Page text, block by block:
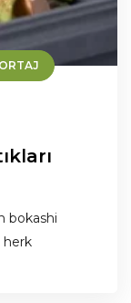
bokashi
herk